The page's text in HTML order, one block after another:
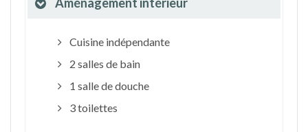
Cuisine indépendante
2 salles de bain
1 salle de douche
3 toilettes